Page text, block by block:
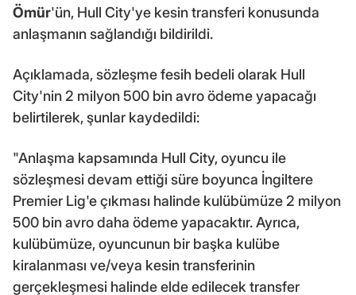
Ömür'ün, Hull City'ye kesin transferi konusunda
anlaşmanın sağlandığı bildirildi.
Açıklamada, sözleşme fesih bedeli olarak Hull
City'nin 2 milyon 500 bin avro ödeme yapacağı
belirtilerek, şunlar kaydedildi:
"Anlaşma kapsamında Hull City, oyuncu ile
sözleşmesi devam ettiği süre boyunca İngiltere
Premier Lig'e çıkması halinde kulübümüze 2 milyon
500 bin avro daha ödeme yapacaktır. Ayrıca,
kulübümüze, oyuncunun bir başka kulübe
kiralanması ve/veya kesin transferinin
gerçekleşmesi halinde elde edilecek transfer